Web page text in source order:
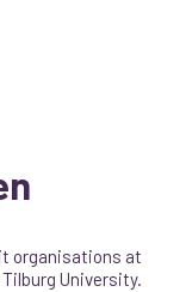
organisations at
University.